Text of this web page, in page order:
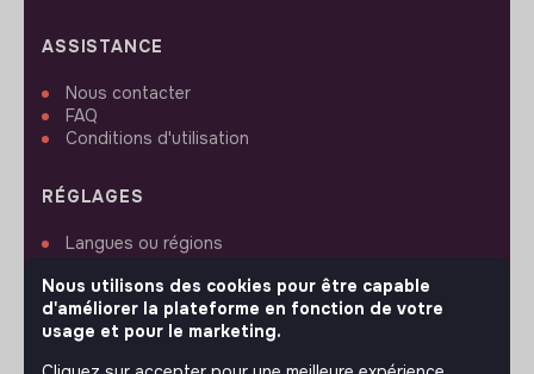
ASSISTANCE
Nous contacter
FAQ
Conditions d'utilisation
RÉGLAGES
Langues ou régions
Paramètres des cookies
Nous utilisons des cookies pour être capable
d'améliorer la plateforme en fonction de votre
usage et pour le marketing.